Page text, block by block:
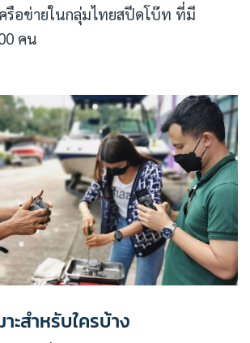
รือข่ายในกลุ่มไทยสปีดโบ๊ท ที่มี
คน
ะสำหรับใครบ้าง